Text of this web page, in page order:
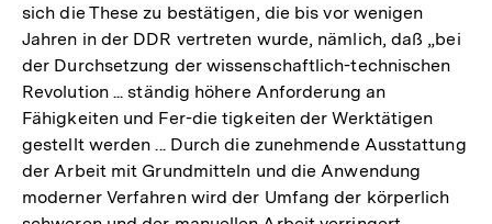
der
Fußnote
Auflösung
der
Fußnote
sich die These zu bestätigen, die bis vor wenigen
Jahren in der DDR vertreten wurde, nämlich, daß „bei
der Durchsetzung der wissenschaftlich-technischen
Revolution ... ständig höhere Anforderung an
Fähigkeiten und Fer-die tigkeiten der Werktätigen
gestellt werden ... Durch die zunehmende Ausstattung
der Arbeit mit Grundmitteln und die Anwendung
moderner Verfahren wird der Umfang der körperlich